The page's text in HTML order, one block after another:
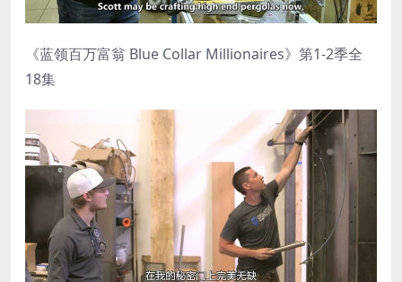
《蓝领百万富翁 Blue Collar Millionaires》第1-2季全
18集